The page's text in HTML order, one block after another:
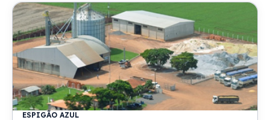
ESPIGÃO AZUL